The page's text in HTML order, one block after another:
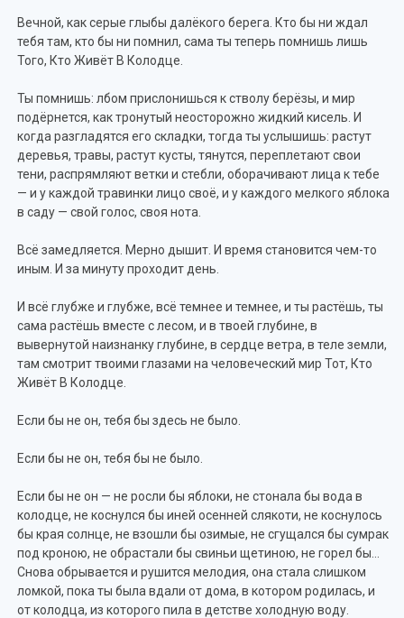
Вечной, как серые глыбы далёкого берега. Кто бы ни ждал
тебя там, кто бы ни помнил, сама ты теперь помнишь лишь
Того, Кто Живёт В Колодце.
Ты помнишь: лбом прислонишься к стволу берёзы, и мир
подёрнется, как тронутый неосторожно жидкий кисель. И
когда разгладятся его складки, тогда ты услышишь: растут
деревья, травы, растут кусты, тянутся, переплетают свои
тени, распрямляют ветки и стебли, оборачивают лица к тебе
— и у каждой травинки лицо своё, и у каждого мелкого яблока
в саду — свой голос, своя нота.
Всё замедляется. Мерно дышит. И время становится чем-то
иным. И за минуту проходит день.
И всё глубже и глубже, всё темнее и темнее, и ты растёшь, ты
сама растёшь вместе с лесом, и в твоей глубине, в
вывернутой наизнанку глубине, в сердце ветра, в теле земли,
там смотрит твоими глазами на человеческий мир Тот, Кто
Живёт В Колодце.
Если бы не он, тебя бы здесь не было.
Если бы не он, тебя бы не было.
Если бы не он — не росли бы яблоки, не стонала бы вода в
колодце, не коснулся бы иней осенней слякоти, не коснулось
бы края солнце, не взошли бы озимые, не сгущался бы сумрак
под кроною, не обрастали бы свиньи щетиною, не горел бы…
Снова обрывается и рушится мелодия, она стала слишком
ломкой, пока ты была вдали от дома, в котором родилась, и
от колодца, из которого пила в детстве холодную воду.